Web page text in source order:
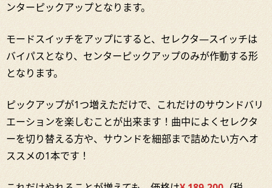
ンターピックアップとなります。
モードスイッチをアップにすると、セレクタ―スイッチは
バイパスとなり、センターピックアップのみが作動する形
となります。
ピックアップが1つ増えただけで、これだけのサウンドバリ
エーションを楽しむことが出来ます！曲中によくセレクタ
ーを切り替える方や、サウンドを細部まで詰めたい方へオ
ススメの1本です！